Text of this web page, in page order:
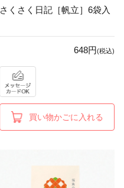
さくさく日記［帆立］6袋入
648円(税込)
買い物かごに入れる